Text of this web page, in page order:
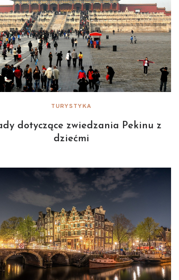
TURYSTYKA
dotyczące zwiedzania Pekinu z
dziećmi